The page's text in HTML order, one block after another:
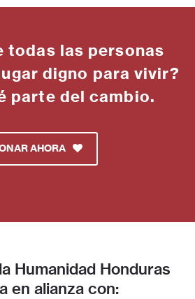
todas las personas
digno para vivir?
parte del cambio.
AHORA
Humanidad Honduras
en alianza con: